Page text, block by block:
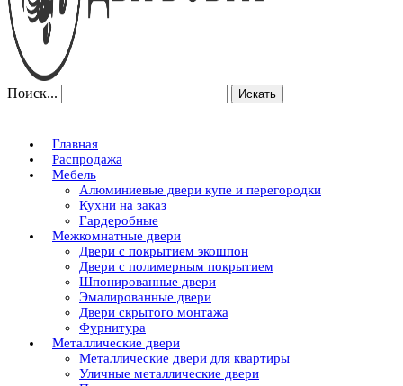
Поиск... Искать
Главная
Распродажа
Мебель
Алюминиевые двери купе и перегородки
Кухни на заказ
Гардеробные
Межкомнатные двери
Двери с покрытием экошпон
Двери с полимерным покрытием
Шпонированные двери
Эмалированные двери
Двери скрытого монтажа
Фурнитура
Металлические двери
Металлические двери для квартиры
Уличные металлические двери